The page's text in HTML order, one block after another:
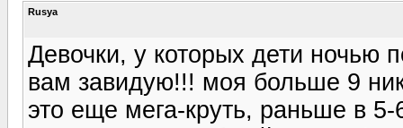
Rusya
Девочки, у которых дети ночью
вам завидую!!! моя больше 9
это еще мега-круть, раньше в